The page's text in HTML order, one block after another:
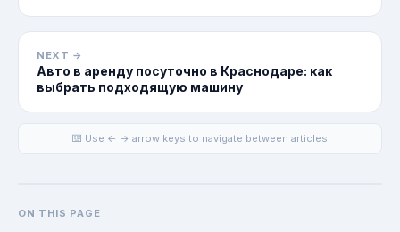
NEXT →
Авто в аренду посуточно в Краснодаре: как
выбрать подходящую машину
⌨️ Use ← → arrow keys to navigate between articles
ON THIS PAGE